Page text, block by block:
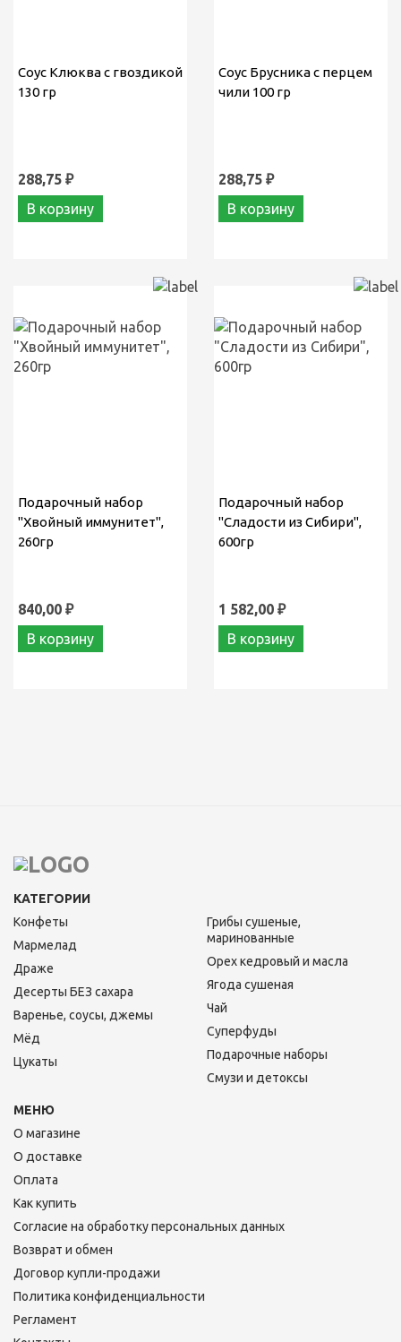
Соус Клюква с гвоздикой
130 гр
288,75 ₽
В корзину
Соус Брусника с перцем
чили 100 гр
288,75 ₽
В корзину
Подарочный набор
"Хвойный иммунитет",
260гр
840,00 ₽
В корзину
Подарочный набор
"Сладости из Сибири",
600гр
1 582,00 ₽
В корзину
КАТЕГОРИИ
Конфеты
Мармелад
Драже
Десерты БЕЗ сахара
Варенье, соусы, джемы
Мёд
Цукаты
Грибы сушеные,
маринованные
Орех кедровый и масла
Ягода сушеная
Чай
Суперфуды
Подарочные наборы
Смузи и детоксы
МЕНЮ
О магазине
О доставке
Оплата
Как купить
Согласие на обработку персональных данных
Возврат и обмен
Договор купли-продажи
Политика конфиденциальности
Регламент